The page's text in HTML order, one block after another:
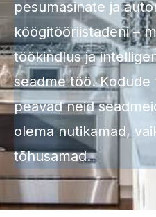
pesumasinate ja
köögitööriistadeni –
töökindlus ja
seadme töö.
peavad neid
olema nutikamad,
tõhusamad.